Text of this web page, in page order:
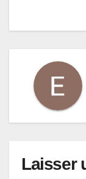
Laisser